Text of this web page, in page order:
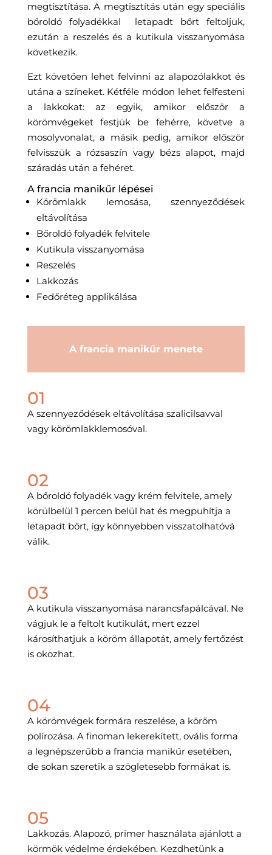
megtisztítása. A megtisztítás után egy speciális
bőroldó folyadékkal letapadt bőrt feltoljuk,
ezután a reszelés és a kutikula visszanyomása
következik.
Ezt követően lehet felvinni az alapozólakkot és
utána a színeket. Kétféle módon lehet felfesteni
a lakkokat: az egyik, amikor először a
körömvégeket festjük be fehérre, követve a
mosolyvonalat, a másik pedig, amikor először
felvisszük a rózsaszín vagy bézs alapot, majd
száradás után a fehéret.
A francia manikűr lépései
Körömlakk lemosása, szennyeződések
eltávolítása
Bőroldó folyadék felvitele
Kutikula visszanyomása
Reszelés
Lakkozás
Fedőréteg applikálása
A francia manikűr menete
01
A szennyeződések eltávolítása szalicilsavval
vagy körömlakklemosóval.
02
A bőroldó folyadék vagy krém felvitele, amely
körülbelül 1 percen belül hat és megpuhítja a
letapadt bőrt, így könnyebben visszatolhatóvá
válik.
03
A kutikula visszanyomása narancsfapálcával. Ne
vágjuk le a feltolt kutikulát, mert ezzel
károsíthatjuk a köröm állapotát, amely fertőzést
is okozhat.
04
A körömvégek formára reszelése, a köröm
polírozása. A finoman lekerekített, ovális forma
a legnépszerűbb a francia manikűr esetében,
de sokan szeretik a szögletesebb formákat is.
05
Lakkozás. Alapozó, primer használata ajánlott a
körmök védelme érdekében. Kezdhetünk a